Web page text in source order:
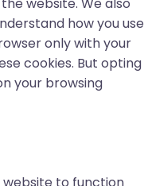
how you use
only with your
cookies. But opting
your browsing
website to function